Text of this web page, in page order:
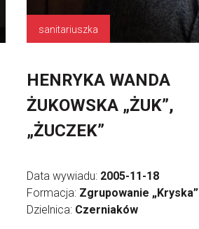
sanitariuszka
HENRYKA WANDA
ŻUKOWSKA „ŻUK”,
„ŻUCZEK”
Data wywiadu: 2005-11-18
Formacja: Zgrupowanie „Kryska”
Dzielnica: Czerniaków